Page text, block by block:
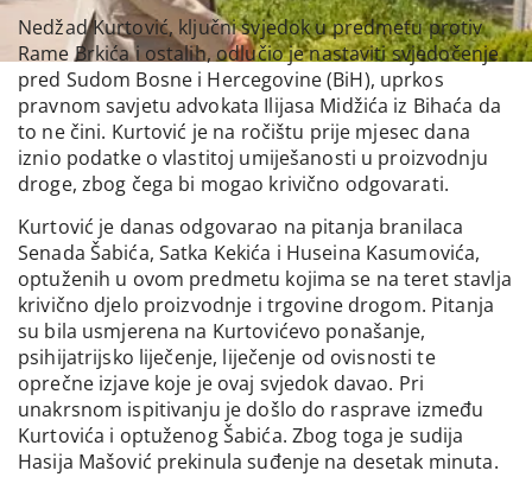
Nedžad Kurtović, ključni svjedok u predmetu protiv
Rame Brkića i ostalih, odlučio je nastaviti svjedočenje
pred Sudom Bosne i Hercegovine (BiH), uprkos
pravnom savjetu advokata Ilijasa Midžića iz Bihaća da
to ne čini. Kurtović je na ročištu prije mjesec dana
iznio podatke o vlastitoj umiješanosti u proizvodnju
droge, zbog čega bi mogao krivično odgovarati.
Kurtović je danas odgovarao na pitanja branilaca
Senada Šabića, Satka Kekića i Huseina Kasumovića,
optuženih u ovom predmetu kojima se na teret stavlja
krivično djelo proizvodnje i trgovine drogom. Pitanja
su bila usmjerena na Kurtovićevo ponašanje,
psihijatrijsko liječenje, liječenje od ovisnosti te
oprečne izjave koje je ovaj svjedok davao. Pri
unakrsnom ispitivanju je došlo do rasprave između
Kurtovića i optuženog Šabića. Zbog toga je sudija
Hasija Mašović prekinula suđenje na desetak minuta.